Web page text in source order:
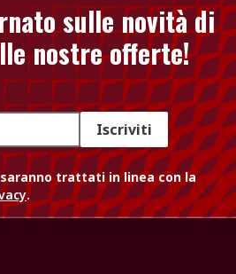
sulle novità di
nostre offerte!
Iscriviti
trattati in linea con la
.